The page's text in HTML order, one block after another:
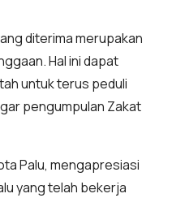
diterima merupakan
Hal ini dapat
untuk terus peduli
pengumpulan Zakat
Palu, mengapresiasi
yang telah bekerja